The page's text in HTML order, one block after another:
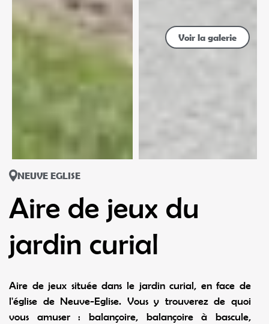
Voir la galerie
NEUVE EGLISE
Aire de jeux du
jardin curial
Aire de jeux située dans le jardin curial, en face de
l'église de Neuve-Eglise. Vous y trouverez de quoi
vous amuser : balançoire, balançoire à bascule,